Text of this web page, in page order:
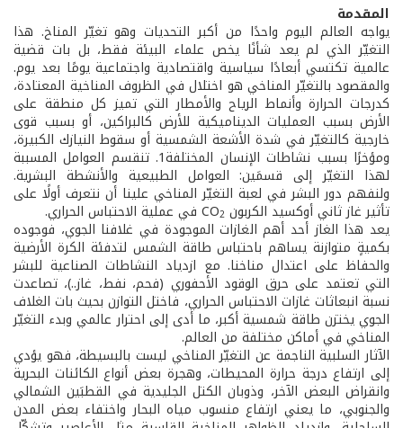
المقدمة
يواجه العالم اليوم واحدًا من أكبر التحديات وهو تغيّر المناخ. هذا
التغيّر الذي لم يعد شأنًا يخص علماء البيئة فقط، بل بات قضية
عالمية تكتسي أبعادًا سياسية واقتصادية واجتماعية يومًا بعد يوم.
والمقصود بالتغيّر المناخي هو اختلال في الظروف المناخية المعتادة،
كدرجات الحرارة وأنماط الرياح والأمطار التي تميز كل منطقة على
الأرض بسبب العمليات الديناميكية للأرض كالبراكين، أو بسبب قوى
خارجية كالتغيّر في شدة الأشعة الشمسية أو سقوط النيازك الكبيرة،
ومؤخرًا بسبب نشاطات الإنسان المختلفة1. تنقسم العوامل المسببة
لهذا التغيّر إلى قسمَين: العوامل الطبيعية والأنشطة البشرية.
ولنفهم دور البشر في لعبة التغيّر المناخي علينا أن نتعرف أولًا على
تأثير غاز ثاني أوكسيد الكربون CO 2 في عملية الاحتباس الحراري.
يعد هذا الغاز أحد أهم الغازات الموجودة في غلافنا الجوي، فوجوده
بكميةٍ متوازنة يساهم باحتباس طاقة الشمس لتدفئة الكرة الأرضية
والحفاظ على اعتدال مناخنا. مع ازدياد النشاطات الصناعية للبشر
التي تعتمد على حرق الوقود الأحفوري (فحم، نفط، غاز..)، تصاعدت
نسبة انبعاثات غازات الاحتباس الحراري، فاختل التوازن بحيث بات الغلاف
الجوي يختزن طاقة شمسية أكبر، ما أدى إلى احترار عالمي وبدء التغيّر
المناخي في أماكن مختلفة من العالم.
الآثار السلبية الناجمة عن التغيّر المناخي ليست بالبسيطة، فهو يؤدي
إلى ارتفاع درجة حرارة المحيطات، وهجرة بعض أنواع الكائنات البحرية
وانقراض البعض الآخر، وذوبان الكتل الجليدية في القطبَين الشمالي
والجنوبي، ما يعني ارتفاع منسوب مياه البحار واختفاء بعض المدن